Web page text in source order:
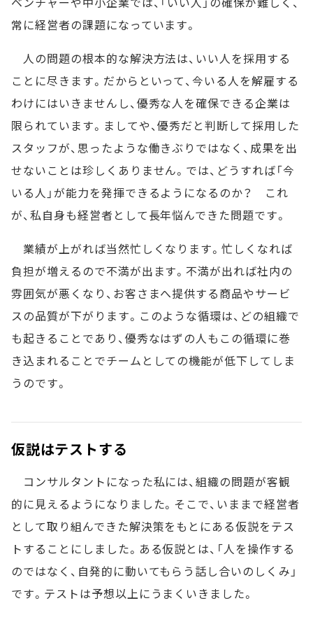
常に経営者の課題になっています。
人の問題の根本的な解決方法は、いい人を採用する
ことに尽きます。だからといって、今いる人を解雇する
わけにはいきませんし、優秀な人を確保できる企業は
限られています。ましてや、優秀だと判断して採用した
スタッフが、思ったような働きぶりではなく、成果を出
せないことは珍しくありません。では、どうすれば「今
いる人」が能力を発揮できるようになるのか？ これ
が、私自身も経営者として長年悩んできた問題です。
業績が上がれば当然忙しくなります。忙しくなれば
負担が増えるので不満が出ます。不満が出れば社内の
雰囲気が悪くなり、お客さまへ提供する商品やサービ
スの品質が下がります。このような循環は、どの組織で
も起きることであり、優秀なはずの人もこの循環に巻
き込まれることでチームとしての機能が低下してしま
うのです。
仮説はテストする
コンサルタントになった私には、組織の問題が客観
的に見えるようになりました。そこで、いままで経営者
として取り組んできた解決策をもとにある仮説をテス
トすることにしました。ある仮説とは、「人を操作する
のではなく、自発的に動いてもらう話し合いのしくみ」
です。テストは予想以上にうまくいきました。